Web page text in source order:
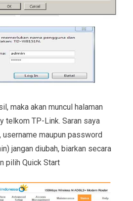
maka akan muncul halaman
telkom TP-Link. Saran saya
maupun password
jangan diubah, biarkan secara
pilih Quick Start